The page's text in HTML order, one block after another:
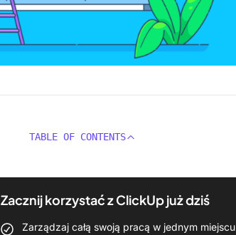
TABLE OF CONTENTS
Zacznij korzystać z ClickUp już dziś
Zarządzaj całą swoją pracą w jednym miejscu